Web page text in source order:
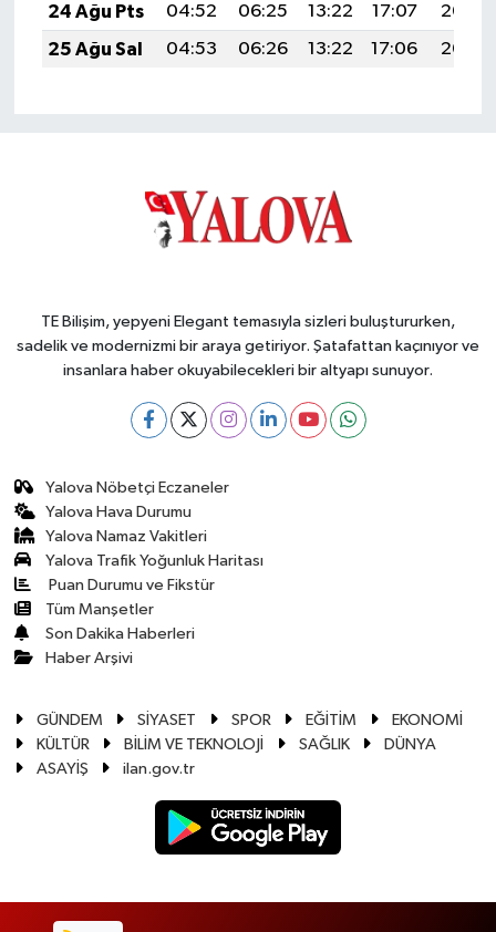
24 Ağu Pts
04:52 06:25 13:22 17:07
20:08
25 Ağu Sal
04:53 06:26 13:22 17:06 20:07
TE Bilişim, yepyeni Elegant temasıyla sizleri buluştururken,
sadelik ve modernizmi bir araya getiriyor. Şatafattan kaçınıyor ve
insanlara haber okuyabilecekleri bir altyapı sunuyor.
Yalova Nöbetçi Eczaneler
Yalova Hava Durumu
Yalova Namaz Vakitleri
Yalova Trafik Yoğunluk Haritası
Puan Durumu ve Fikstür
Tüm Manşetler
Son Dakika Haberleri
Haber Arşivi
GÜNDEM SİYASET SPOR EĞİTİM
EKONOMİ
KÜLTÜR
BİLİM VE TEKNOLOJİ SAĞLIK
DÜNYA
ASAYİŞ
ilan.gov.tr